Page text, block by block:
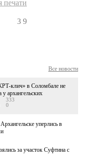
печати
3 9
Все новости
клич» в Соломбале не
у архангельских
333
0
уперлись в
за участок Суфтина с